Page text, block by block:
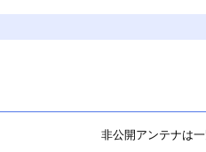
非公開アンテナは